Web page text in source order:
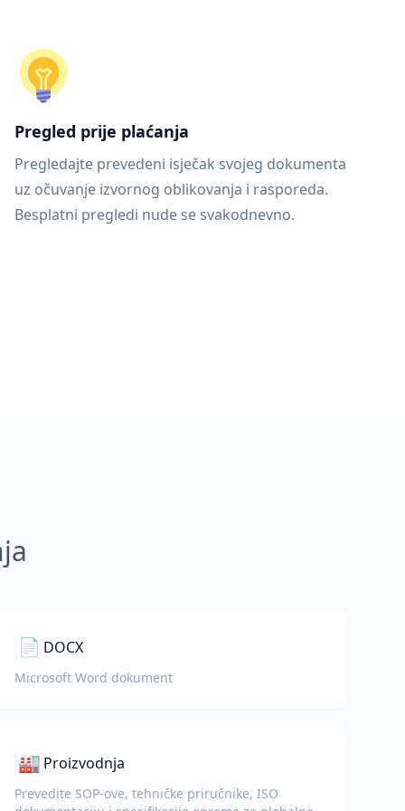
Pregled prije plaćanja
Pregledajte prevedeni isječak svojeg dokumenta
uz očuvanje izvornog oblikovanja i rasporeda.
Besplatni pregledi nude se svakodnevno.
📄 DOCX
Microsoft Word dokument
🏭 Proizvodnja
Prevedite SOP-ove, tehničke priručnike, ISO